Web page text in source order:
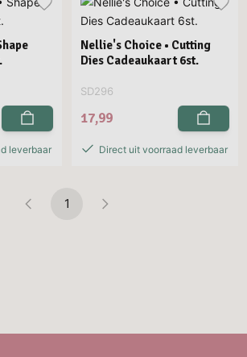
leverbaar
Nellie's Choice • Cutting
Dies Cadeaukaart 6st.
SD296
17,99
Direct uit voorraad leverbaar
1